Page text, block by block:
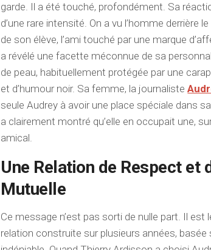
garde. Il a été touché, profondément. Sa
d’une rare intensité. On a vu l’homme derrière
de son élève, l’ami touché par une marque
a révélé une facette méconnue de sa
de peau, habituellement protégée par une
et d’humour noir. Sa femme, la journaliste
seule Audrey à avoir une place spéciale dans
a clairement montré qu’elle en occupait une,
amical.
Une Relation de Respect et
Mutuelle
Ce message n’est pas sorti de nulle part. Il est
relation construite sur plusieurs années,